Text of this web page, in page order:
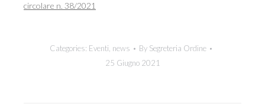
circolare n. 38/2021
Categories: Eventi news By Segreteria Ordine
25 Giugno 2021